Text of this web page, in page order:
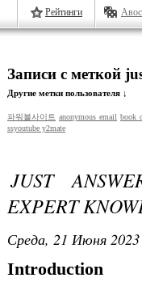
Рейтинги
Записи с меткой
Другие метки пользователя ↓
파워볼사이트 anonymous email book
ssyoutube y2mate
JUST
EXPERT
Среда, 21 Июня
Introduction